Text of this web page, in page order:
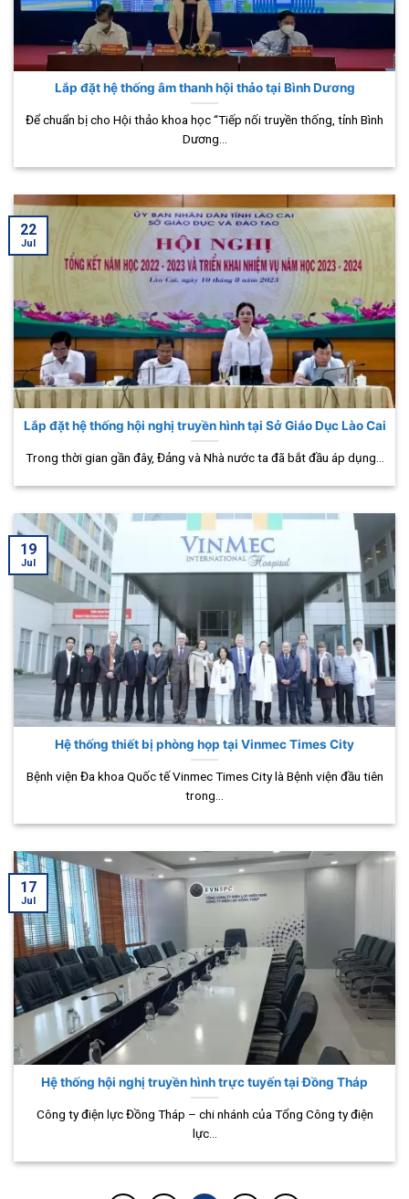
Lắp đặt hệ thống âm thanh hội thảo tại Bình Dương
Để chuẩn bị cho Hội thảo khoa học “Tiếp nối truyền thống, tỉnh Bình
Dương...
Lắp đặt hệ thống hội nghị truyền hình tại Sở Giáo Dục Lào Cai
Trong thời gian gần đây, Đảng và Nhà nước ta đã bắt đầu áp dụng...
22
Jul
Hệ thống thiết bị phòng họp tại Vinmec Times City
Bệnh viện Đa khoa Quốc tế Vinmec Times City là Bệnh viện đầu tiên
trong...
19
Jul
Hệ thống hội nghị truyền hình trực tuyến tại Đồng Tháp
Công ty điện lực Đồng Tháp – chi nhánh của Tổng Công ty điện
lực...
17
Jul